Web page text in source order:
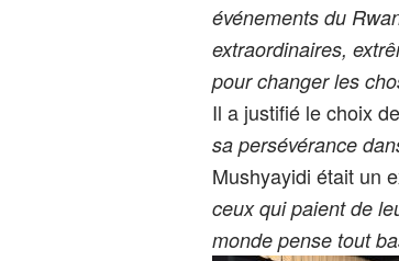
événements du
extraordinaires,
pour changer les
Il a justifié le choix
sa persévérance
Mushyayidi était un
ceux qui paient de
monde pense tout